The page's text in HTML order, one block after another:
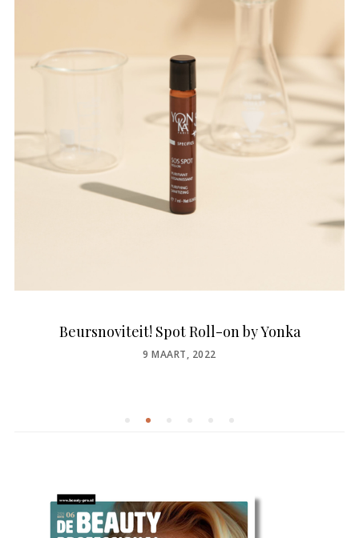
Beursnoviteit! Spot Roll-on by Yonka
POSTED
9 MAART, 2022